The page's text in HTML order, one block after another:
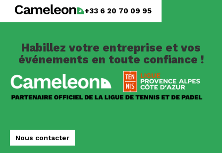
+33 6 20 70 09 95
Habillez votre entreprise et vos
événements en toute confiance !
Nous contacter